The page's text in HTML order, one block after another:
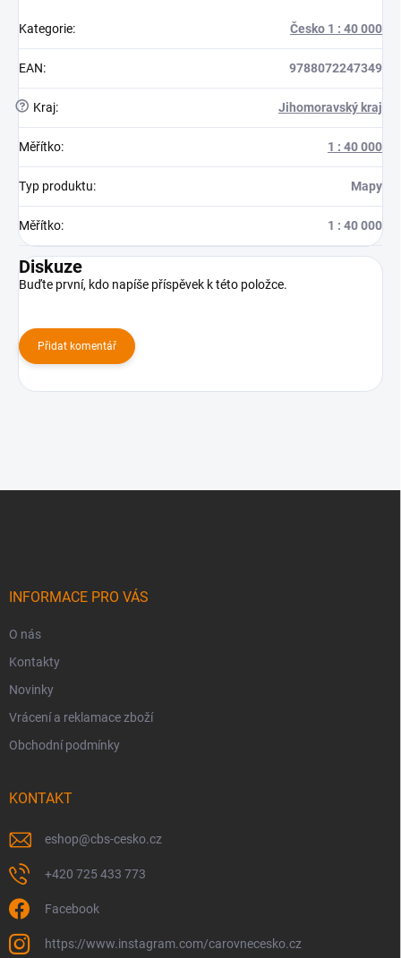
Kategorie: Česko 1 : 40 000
EAN: 9788072247349
? Kraj: Jihomoravský kraj
Měřítko: 1 : 40 000
Typ produktu: Mapy
Měřítko: 1 : 40 000
Diskuze
Buďte první, kdo napíše příspěvek k této položce.
Přidat komentář
INFORMACE PRO VÁS
O nás
Kontakty
Novinky
Vrácení a reklamace zboží
Obchodní podmínky
KONTAKT
eshop@cbs-cesko.cz
+420 725 433 773
Facebook
https://www.instagram.com/carovnecesko.cz